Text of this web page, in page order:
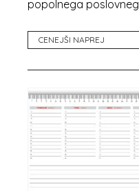
popolnega
CENEJŠI NAPREJ